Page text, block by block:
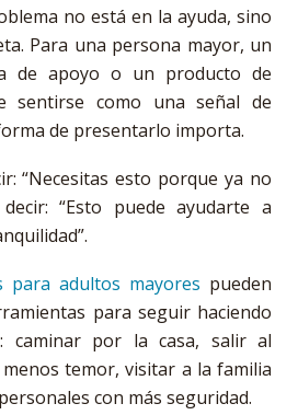
no está en la ayuda, sino
Para una persona mayor, un
de apoyo o un producto de
sentirse como una señal de
de presentarlo importa.
“Necesitas esto porque ya no
“Esto puede ayudarte a
para adultos mayores pueden
para seguir haciendo
caminar por la casa, salir al
temor, visitar a la familia
con más seguridad.